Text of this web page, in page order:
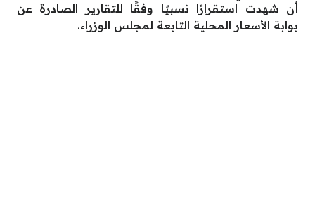
أن شهدت استقرارًا نسبيًا وفقًا للتقارير الصادرة عن
بوابة الأسعار المحلية التابعة لمجلس الوزراء.